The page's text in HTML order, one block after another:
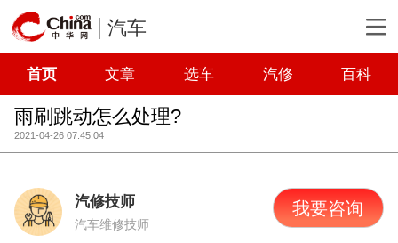
汽车
首页 文章 选车 汽修 百科
雨刷跳动怎么处理?
2021-04-26 07:45:04
汽修技师
汽车维修技师
我要咨询